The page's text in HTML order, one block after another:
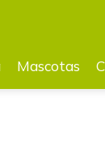
que exportaciones
Mascotas